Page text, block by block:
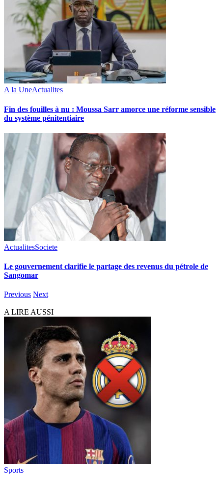
A la UneActualites
Fin des fouilles à nu : Moussa Sarr amorce une réforme sensible
du système pénitentiaire
ActualitesSociete
Le gouvernement clarifie le partage des revenus du pétrole de
Sangomar
Previous Next
A LIRE AUSSI
Sports